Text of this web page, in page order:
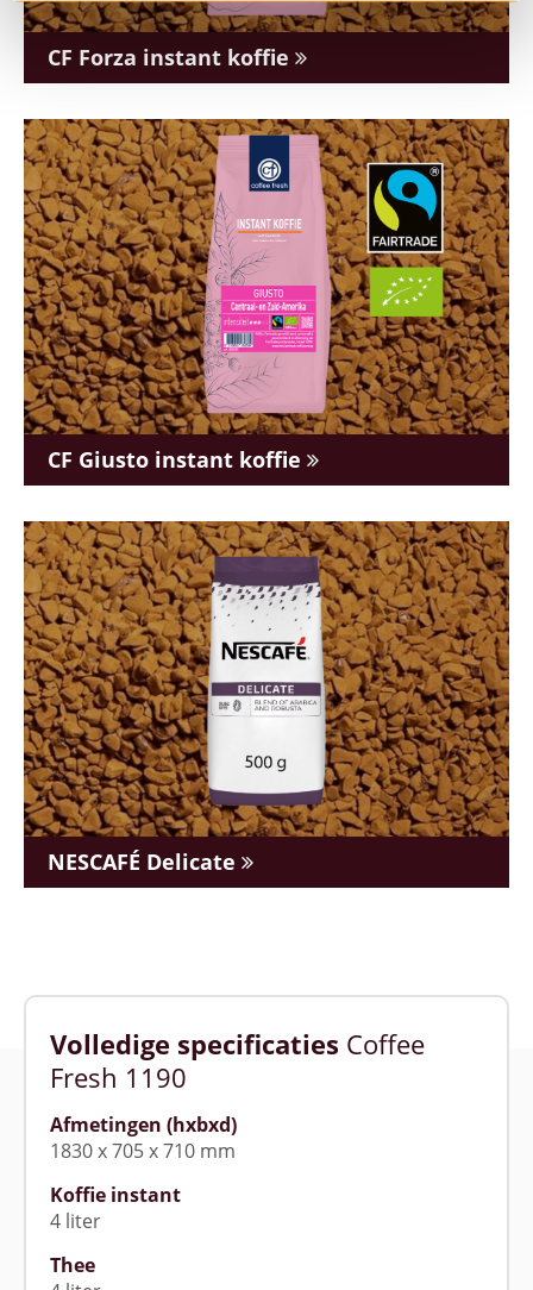
CF Forza instant koffie
CF Giusto instant koffie
NESCAFÉ Delicate
Volledige specificaties Coffee
Fresh 1190
Afmetingen (hxbxd)
1830 x 705 x 710 mm
Koffie instant
4 liter
Thee